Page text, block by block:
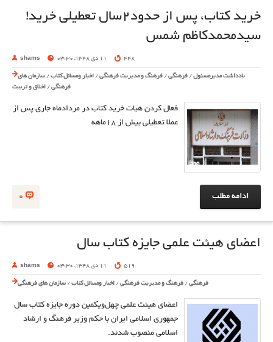
خرید کتاب، پس از حدود2سال تعطیلی خرید!
سیدمحمدکاظم شمس
shams 11 دی 1348, 03:30 448
یادداشت مدیرمسئول / فرهنگی / فرهنگ و مدیریت فرهنگی / اخبار ومسائل کتاب / سازمان های
فرهنگی / اخلاق و تربیت
فعال کردن هیات خرید کتاب در مردادماه جاری پس از
عملا تعطیلی بیش از 18ماهه
0 ادامه مطلب
اعضای هیئت علمی جایزه کتاب سال
shams 11 دی 1348, 03:30 519
فرهنگی / فرهنگ و مدیریت فرهنگی / اخبار ومسائل کتاب / سازمان های فرهنگی
اعضای هیئت علمی چهل‌ویکمین دوره جایزه کتاب سال
جمهوری اسلامی ایران با حکم وزیر فرهنگ و ارشاد
اسلامی منصوب شدند.